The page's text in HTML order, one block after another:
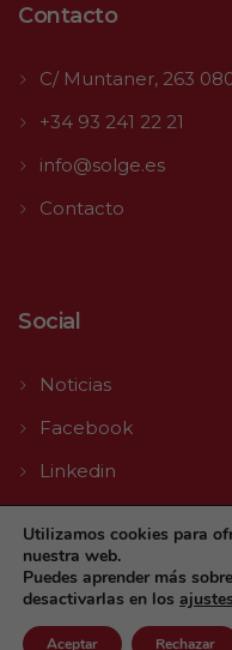
Contacto
C/ Muntaner, 263
+34 93 241 22 21
info@solge.es
Contacto
Social
Noticias
Facebook
Linkedin
Youtube
Utilizamos cookies para
nuestra web.
Puedes aprender más
desactivarlas en los ajustes
Aceptar Rechazar